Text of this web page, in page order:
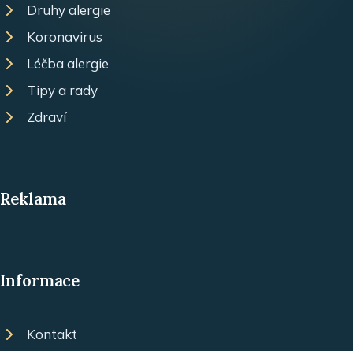
Druhy alergie
Koronavirus
Léčba alergie
Tipy a rady
Zdraví
Reklama
Informace
Kontakt